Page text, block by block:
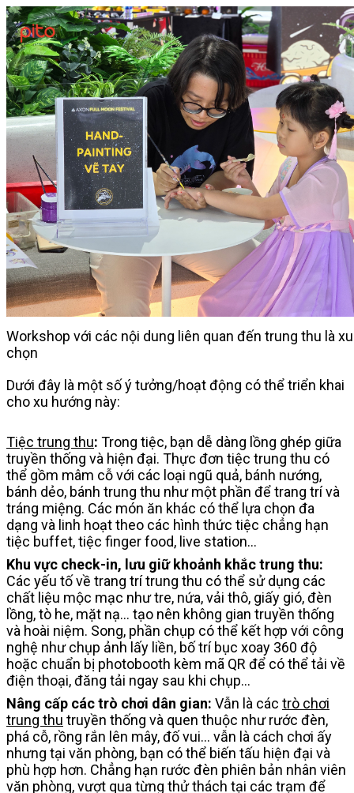
Workshop với các nội dung liên quan đến trung thu là
chọn
Dưới đây là một số ý tưởng/hoạt động có thể triển khai
cho xu hướng này:
Tiệc trung thu: Trong tiệc, bạn dễ dàng lồng ghép giữa
truyền thống và hiện đại. Thực đơn tiệc trung thu có
thể gồm mâm cỗ với các loại ngũ quả, bánh nướng,
bánh dẻo, bánh trung thu như một phần để trang trí và
tráng miệng. Các món ăn khác có thể lựa chọn đa
dạng và linh hoạt theo các hình thức tiệc chẳng hạn
tiệc buffet, tiệc finger food, live station…
Khu vực check-in, lưu giữ khoảnh khắc trung thu:
Các yếu tố về trang trí trung thu có thể sử dụng các
chất liệu mộc mạc như tre, nứa, vải thô, giấy gió, đèn
lồng, tò he, mặt nạ… tạo nên không gian truyền thống
và hoài niệm. Song, phần chụp có thể kết hợp với công
nghệ như chụp ảnh lấy liền, bố trí bục xoay 360 độ
hoặc chuẩn bị photobooth kèm mã QR để có thể tải về
điện thoại, đăng tải ngay sau khi chụp…
Nâng cấp các trò chơi dân gian: Vẫn là các trò chơi
trung thu truyền thống và quen thuộc như rước đèn,
phá cỗ, rồng rắn lên mây, đố vui… vẫn là cách chơi ấy
nhưng tại văn phòng, bạn có thể biến tấu hiện đại và
phù hợp hơn. Chẳng hạn rước đèn phiên bản nhân viên
văn phòng, vượt qua từng thử thách tại các trạm để